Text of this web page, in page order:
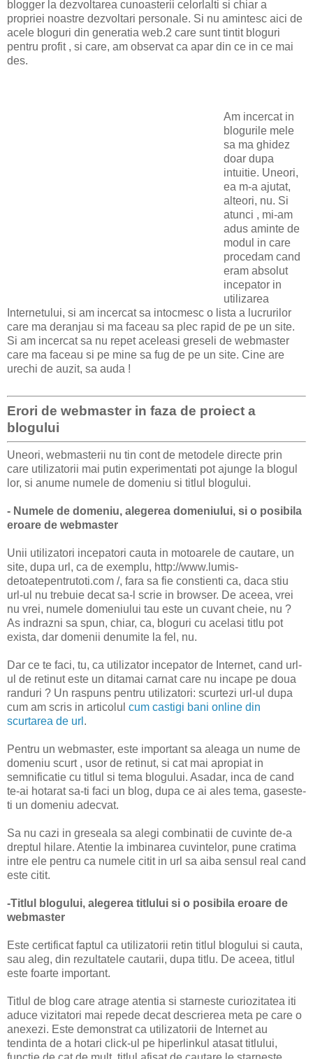
blogger la dezvoltarea cunoasterii celorlalti si chiar a
propriei noastre dezvoltari personale. Si nu amintesc aici de
acele bloguri din generatia web.2 care sunt tintit bloguri
pentru profit , si care, am observat ca apar din ce in ce mai
des.
Am incercat in
blogurile mele
sa ma ghidez
doar dupa
intuitie. Uneori,
ea m-a ajutat,
alteori, nu. Si
atunci , mi-am
adus aminte de
modul in care
procedam cand
eram absolut
incepator in
utilizarea
Internetului, si am incercat sa intocmesc o lista a lucrurilor
care ma deranjau si ma faceau sa plec rapid de pe un site.
Si am incercat sa nu repet aceleasi greseli de webmaster
care ma faceau si pe mine sa fug de pe un site. Cine are
urechi de auzit, sa auda !
Erori de webmaster in faza de proiect a
blogului
Uneori, webmasterii nu tin cont de metodele directe prin
care utilizatorii mai putin experimentati pot ajunge la blogul
lor, si anume numele de domeniu si titlul blogului.
- Numele de domeniu, alegerea domeniului, si o posibila
eroare de webmaster
Unii utilizatori incepatori cauta in motoarele de cautare, un
site, dupa url, ca de exemplu, http://www.lumis-
detoatepentrutoti.com /, fara sa fie constienti ca, daca stiu
url-ul nu trebuie decat sa-l scrie in browser. De aceea, vrei
nu vrei, numele domeniului tau este un cuvant cheie, nu ?
As indrazni sa spun, chiar, ca, bloguri cu acelasi titlu pot
exista, dar domenii denumite la fel, nu.
Dar ce te faci, tu, ca utilizator incepator de Internet, cand url-
ul de retinut este un ditamai carnat care nu incape pe doua
randuri ? Un raspuns pentru utilizatori: scurtezi url-ul dupa
cum am scris in articolul cum castigi bani online din
scurtarea de url .
Pentru un webmaster, este important sa aleaga un nume de
domeniu scurt , usor de retinut, si cat mai apropiat in
semnificatie cu titlul si tema blogului. Asadar, inca de cand
te-ai hotarat sa-ti faci un blog, dupa ce ai ales tema, gaseste-
ti un domeniu adecvat.
Sa nu cazi in greseala sa alegi combinatii de cuvinte de-a
dreptul hilare. Atentie la imbinarea cuvintelor, pune cratima
intre ele pentru ca numele citit in url sa aiba sensul real cand
este citit.
-Titlul blogului, alegerea titlului si o posibila eroare de
webmaster
Este certificat faptul ca utilizatorii retin titlul blogului si cauta,
sau aleg, din rezultatele cautarii, dupa titlu. De aceea, titlul
este foarte important.
Titlul de blog care atrage atentia si starneste curiozitatea iti
aduce vizitatori mai repede decat descrierea meta pe care o
anexezi. Este demonstrat ca utilizatorii de Internet au
tendinta de a hotari click-ul pe hiperlinkul atasat titlului,